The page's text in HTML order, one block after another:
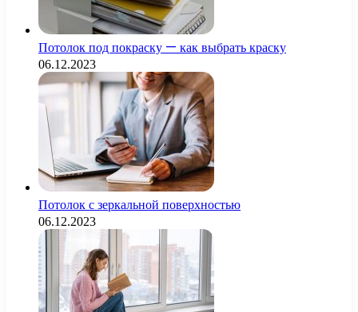
Потолок под покраску — как выбрать краску
06.12.2023
Потолок с зеркальной поверхностью
06.12.2023